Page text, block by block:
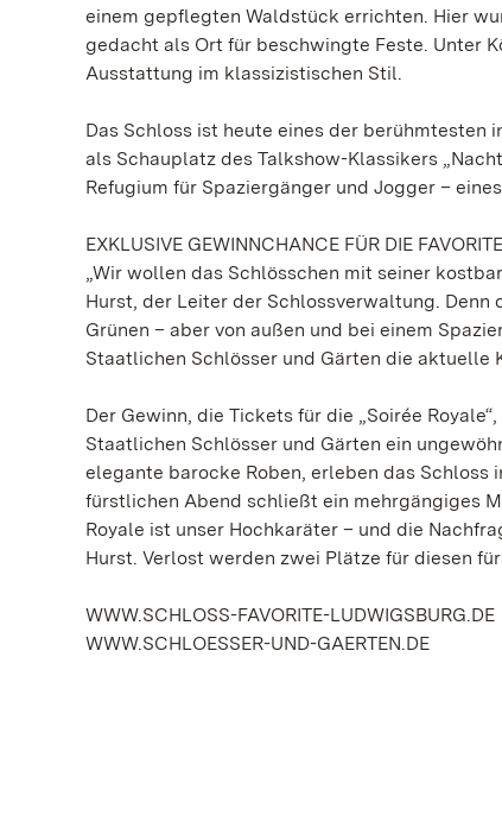
einem gepflegten Waldstück errichten. Hier
gedacht als Ort für beschwingte Feste. Unter
Ausstattung im klassizistischen Stil.
Das Schloss ist heute eines der berühmtesten
als Schauplatz des Talkshow-Klassikers
Refugium für Spaziergänger und Jogger –
EXKLUSIVE GEWINNCHANCE FÜR DIE
„Wir wollen das Schlösschen mit seiner
Hurst, der Leiter der Schlossverwaltung.
Grünen – aber von außen und bei einem
Staatlichen Schlösser und Gärten die aktuelle
Der Gewinn, die Tickets für die „Soirée
Staatlichen Schlösser und Gärten ein
elegante barocke Roben, erleben das Schloss
fürstlichen Abend schließt ein mehrgängiges
Royale ist unser Hochkaräter – und die
Hurst. Verlost werden zwei Plätze für diesen
WWW.SCHLOSS-FAVORITE-LUDWIGSBURG.DE
WWW.SCHLOESSER-UND-GAERTEN.DE